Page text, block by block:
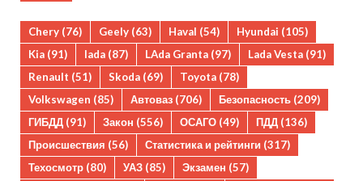
Chery (76) Geely (63) Haval (54) Hyundai (105)
Kia (91) lada (87) LAda Granta (97) Lada Vesta (91)
Renault (51) Skoda (69) Toyota (78)
Volkswagen (85) Автоваз (706) Безопасность (209)
ГИБДД (91) Закон (556) ОСАГО (49) ПДД (136)
Происшествия (56) Статистика и рейтинги (317)
Техосмотр (80) УАЗ (85) Экзамен (57)